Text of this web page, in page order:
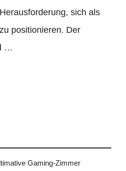
sich als
positionieren. Der
…
Gaming-Zimmer